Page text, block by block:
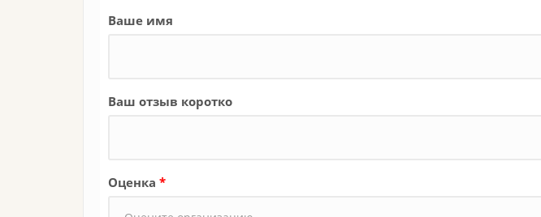
Ваше имя
Ваш отзыв коротко
Оценка *